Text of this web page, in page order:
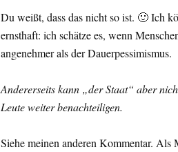
Du weißt, dass das nicht so ist. 🙂 Ich
ernsthaft: ich schätze es, wenn
angenehmer als der Dauerpessimismus.
Andererseits kann „der Staat“ aber
Leute weiter benachteiligen.
Siehe meinen anderen Kommentar.